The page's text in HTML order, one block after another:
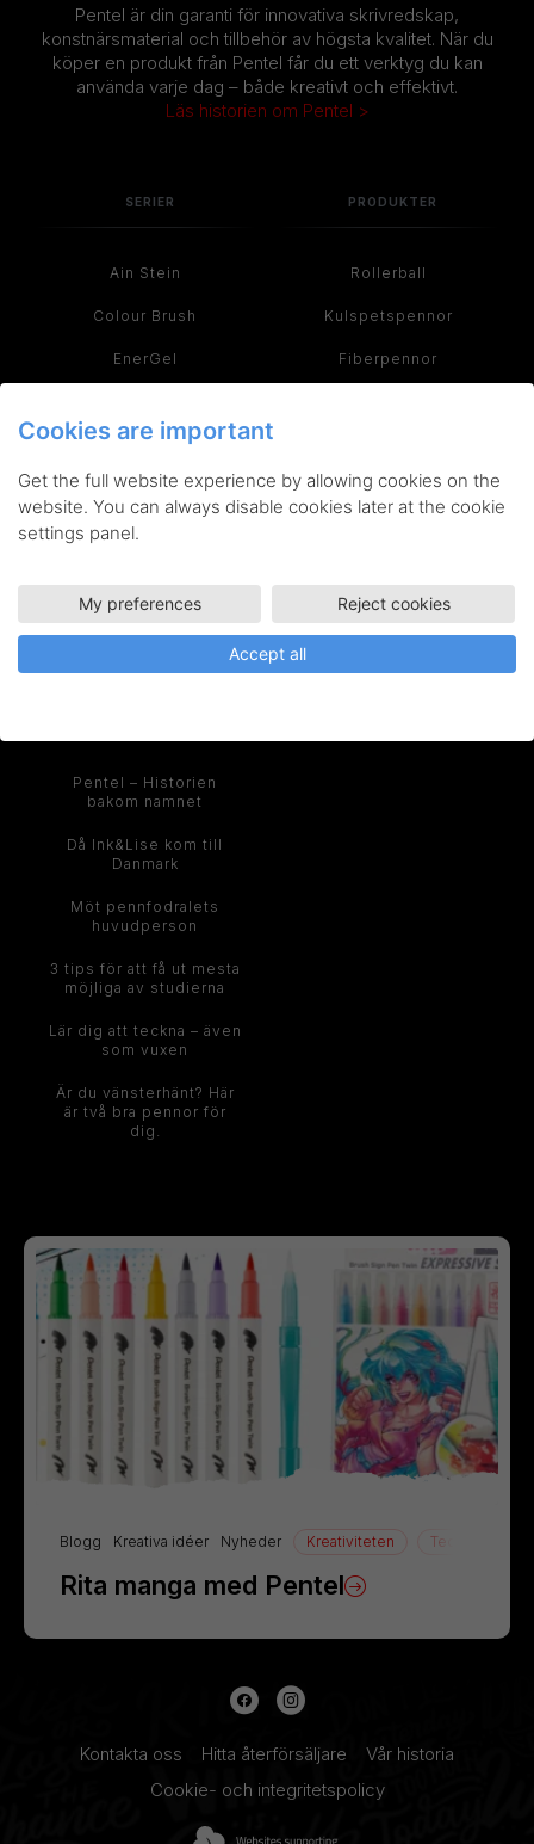
Pentel är din garanti för innovativa skrivredskap,
konstnärsmaterial och tillbehör av högsta kvalitet. När du
köper en produkt från Pentel får du ett verktyg du kan
använda varje dag – både kreativt och effektivt.
Läs historien om Pentel >
Blogg Kreativa idéer Nyheder Kreativiteten Teckning
Rita manga med Pentel
SERIER
Ain Stein
Colour Brush
EnerGel
Maxiflo
Paint Marker
Sign Pen
Se alla serier >
PRODUKTER
Rollerball
Kulspetspennor
Fiberpennor
Överstrykningspennor
Se alla produkter >
Pentel – Historien
bakom namnet
Då Ink&Lise kom till
Danmark
Möt pennfodralets
huvudperson
3 tips för att få ut mesta
möjliga av studierna
Lär dig att teckna – även
som vuxen
Är du vänsterhänt? Här
är två bra pennor för
dig.
Kontakta oss Hitta återförsäljare
Vår historia
Cookie- och integritetspolicy
Cookies are important
Get the full website experience by allowing cookies on the
website. You can always disable cookies later at the cookie
settings panel.
My preferences Reject cookies
Accept all